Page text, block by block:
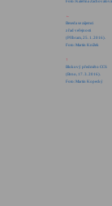
Foto: Kateřina Zachovalová
←
Beseda se zájemci
z řad veřejnosti
(Příbram, 25. 1. 2016).
Foto: Martin Knížek
↑
Blokový předmět o CCS
(Brno, 17. 3. 2016).
Foto: Martin Kopecký